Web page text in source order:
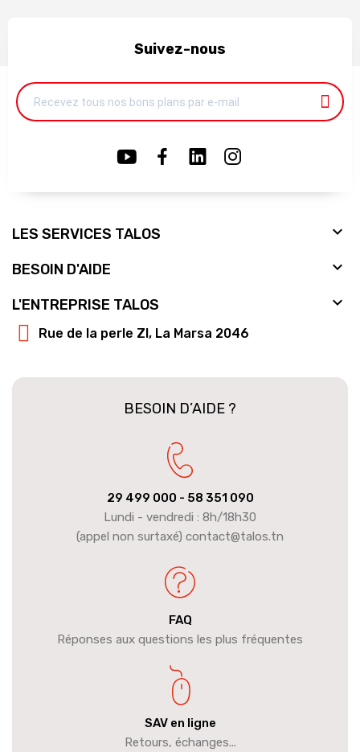
Suivez-nous
LES SERVICES TALOS 
BESOIN D'AIDE 
L'ENTREPRISE TALOS 
Rue de la perle ZI, La Marsa 2046
BESOIN D’AIDE ?
29 499 000 - 58 351 090
Lundi - vendredi : 8h/18h30
(appel non surtaxé) contact@talos.tn
FAQ
Réponses aux questions les plus fréquentes
SAV en ligne
Retours, échanges...